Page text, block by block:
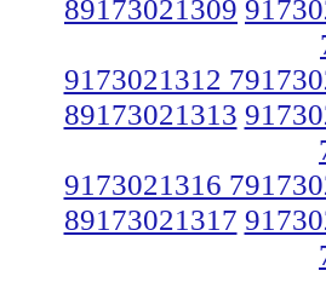
89173021309
9173021312
89173021313
9173021316
89173021317